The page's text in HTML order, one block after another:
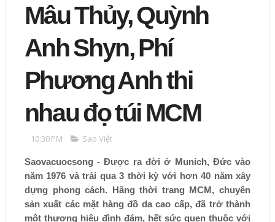
Mâu Thủy, Quỳnh
Anh Shyn, Phí
Phương Anh thi
nhau đọ túi MCM
10:30 PM Sao Việt
Saovacuocsong - Được ra đời ở Munich, Đức vào
năm 1976 và trải qua 3 thời kỳ với hơn 40 năm xây
dựng phong cách. Hãng thời trang MCM, chuyên
sản xuất các mặt hàng đồ da cao cấp, đã trở thành
một thương hiệu đình đám, hết sức quen thuộc với